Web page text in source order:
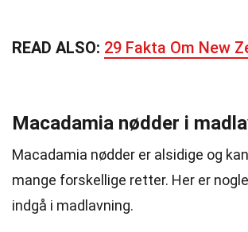
READ ALSO: 29 Fakta Om New
Macadamia nødder i
Macadamia nødder er alsidige og
mange forskellige retter. Her er
indgå i madlavning.